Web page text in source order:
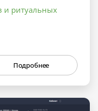
и ритуальных
Подробнее